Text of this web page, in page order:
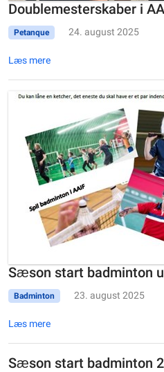
Doublemesterskaber i
Petanque 24. august 2025
Læs mere
Sæson start badminton
Badminton 23. august 2025
Læs mere
Sæson start badminton